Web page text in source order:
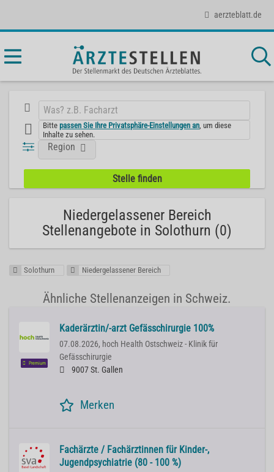
aerzteblatt.de
Bittepassen Sie Ihre Privatsphäre-Einstellungen an , um diese
Inhalte zu sehen.
Region
Niedergelassener Bereich
Stellenangebote in Solothurn (0)
Solothurn Niedergelassener Bereich
Ähnliche Stellenanzeigen in Schweiz.
Premium
Kaderärztin/-arzt Gefässchirurgie 100%
07.08.2026, hoch Health Ostschweiz - Klinik für
Gefässchirurgie
9007 St. Gallen
Merken
Fachärzte / Fachärztinnen für Kinder-,
Jugendpsychiatrie (80 - 100 %)